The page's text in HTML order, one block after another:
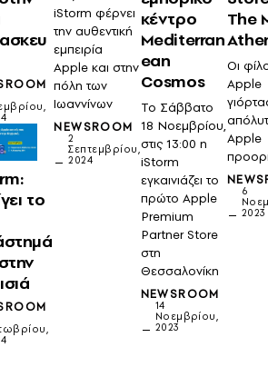
το
iStorm φέρνει
την αυθεντική
εμπειρία
Apple και στην
πόλη των
Ιωαννίνων
NEWSROOM
2
Σεπτεμβρίου,
2024
κέντρο
Mediterran
ean
Cosmos
Το Σάββατο
18 Νοεμβρίου,
στις 13:00 η
iStorm
εγκαινιάζει το
πρώτο Apple
Premium
Partner Store
στη
Θεσσαλονίκη
NEWSROOM
14
Νοεμβρίου,
2023
The
Οι
Apple
Apple
6
2023